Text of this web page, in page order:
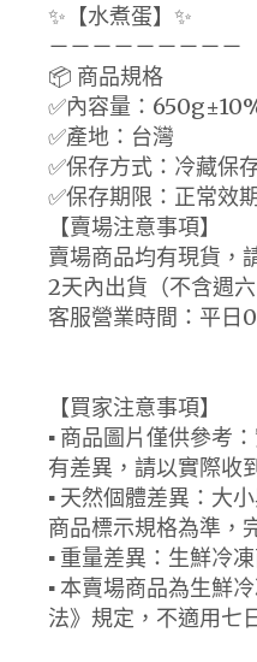
✨【水煮蛋】✨
－－－－－－－－－
📦 商品規格
✅內容量：
✅產地：台灣
✅保存方式：冷藏保
✅保存期限：正常效
【賣場注意事項】
賣場商品均有現貨，
2天內出貨（不含週
客服營業時間：平日
【買家注意事項】
▪ 商品圖片僅供參考
有差異，請以實際收
▪ 天然個體差異：大
商品標示規格為準，
▪ 重量差異：生鮮冷
▪ 本賣場商品為生鮮
法》規定，不適用七